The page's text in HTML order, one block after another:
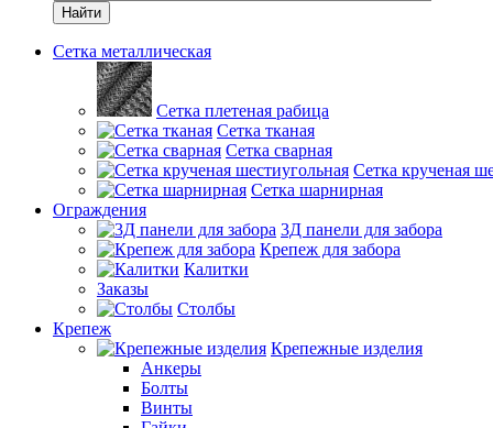
Найти
Сетка металлическая
Сетка плетеная рабица
Сетка тканая
Сетка сварная
Сетка крученая
Сетка шарнирная
Ограждения
3Д панели для забора
Крепеж для забора
Калитки
Заказы
Столбы
Крепеж
Крепежные изделия
Анкеры
Болты
Винты